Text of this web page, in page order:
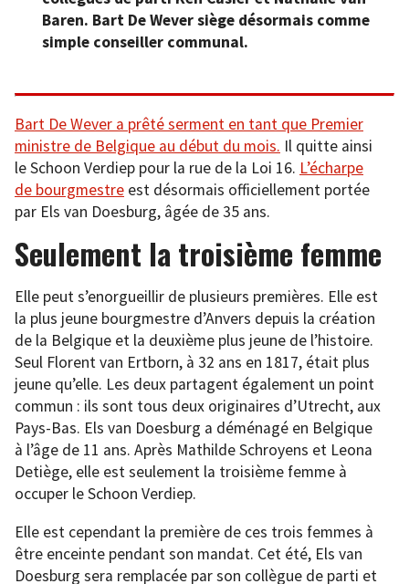
Baren. Bart De Wever siège désormais comme
simple conseiller communal.
Bart De Wever a prêté serment en tant que Premier
ministre de Belgique au début du mois. Il quitte ainsi
le Schoon Verdiep pour la rue de la Loi 16. L’écharpe
de bourgmestre est désormais officiellement portée
par Els van Doesburg, âgée de 35 ans.
Seulement la troisième femme
Elle peut s’enorgueillir de plusieurs premières. Elle est
la plus jeune bourgmestre d’Anvers depuis la création
de la Belgique et la deuxième plus jeune de l’histoire.
Seul Florent van Ertborn, à 32 ans en 1817, était plus
jeune qu’elle. Les deux partagent également un point
commun : ils sont tous deux originaires d’Utrecht, aux
Pays-Bas. Els van Doesburg a déménagé en Belgique
à l’âge de 11 ans. Après Mathilde Schroyens et Leona
Detiège, elle est seulement la troisième femme à
occuper le Schoon Verdiep.
Elle est cependant la première de ces trois femmes à
être enceinte pendant son mandat. Cet été, Els van
Doesburg sera remplacée par son collègue de parti et